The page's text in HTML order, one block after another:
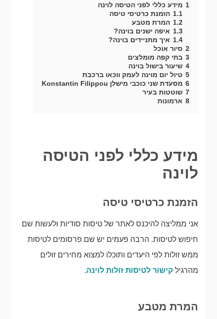
1 מידע כללי לפני הטיסה לוינה
1.1 הזמנת כרטיסי טיסה
1.2 המרת מטבע
1.3 איפה ישנים בוינה?
1.4 איך מתניידים בוינה?
2 סיור אוכל
3 בתי קפה מומלצים
4 שיעור בישול בוינה
5 טיול יום מוינה לעמק ווכאו ברכבת
6 מסעדת שני כוכבי מישלן Konstantin Filippou
7 שוטטות בעיר
8 ארמונות
מידע כללי לפני הטיסה
לוינה
הזמנת כרטיסי טיסה
אני ממליצה להיכנס לאתר של טיסות סודיות ולעשות שם
חיפוש לטיסות. הרבה פעמים יש שם פרסומים לטיסות
ממש זולות לפי היעדים ותוכלו למצוא מחירים זולים
מהרגיל קישור לטיסות זולות לוינה.
המרת מטבע